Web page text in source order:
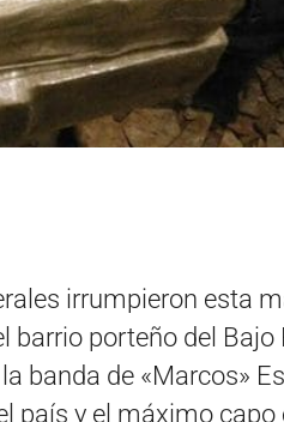
irrumpieron esta
barrio porteño del Bajo
banda de «Marcos»
país y el máximo capo